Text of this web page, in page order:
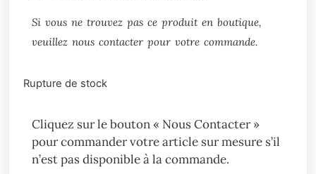
Si vous ne trouvez pas ce produit en boutique,
veuillez nous contacter pour votre commande.
Rupture de stock
Cliquez sur le bouton « Nous Contacter »
pour commander votre article sur mesure s’il
n’est pas disponible à la commande.